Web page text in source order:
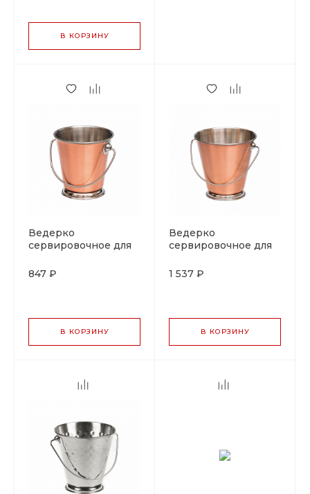
В КОРЗИНУ
Ведерко
сервировочное для
Proff Cuisine
847 ₽
В КОРЗИНУ
Ведерко
сервировочное для
P.L. Proff Cuisine
1 537 ₽
В КОРЗИНУ